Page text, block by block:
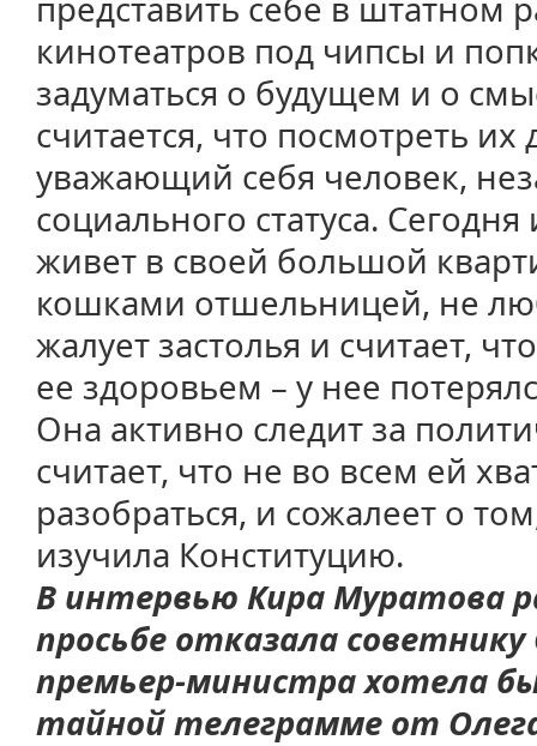
кинотеатров под чипсы и
задуматься о будущем и о
считается, что посмотреть
уважающий себя человек,
социального статуса. Сегодня
живет в своей большой
кошками отшельницей, не
жалует застолья и считает,
ее здоровьем – у нее
Она активно следит за
считает, что не во всем ей
разобраться, и сожалеет о
изучила Конституцию.
В интервью Кира Муратова
просьбе отказала
премьер-министра хотела
тайной телеграмме от